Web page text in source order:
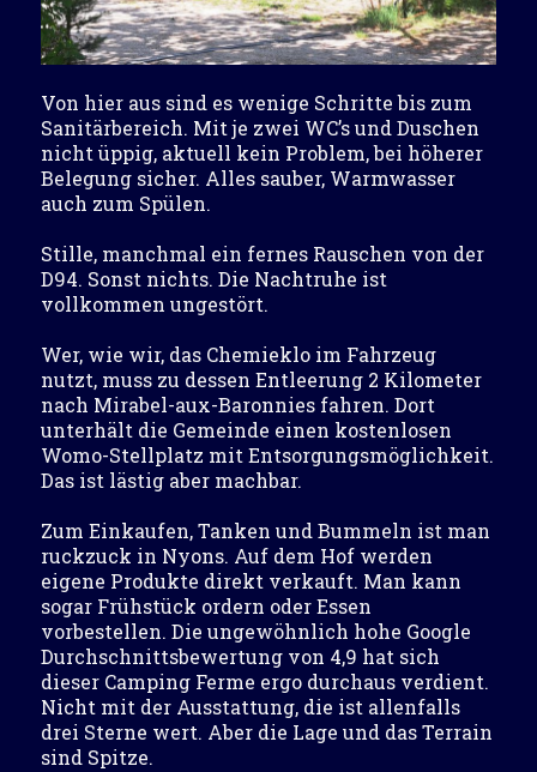
Von hier aus sind es wenige Schritte bis zum
Sanitärbereich. Mit je zwei WC’s und Duschen
nicht üppig, aktuell kein Problem, bei höherer
Belegung sicher. Alles sauber, Warmwasser
auch zum Spülen.
Stille, manchmal ein fernes Rauschen von der
D94. Sonst nichts. Die Nachtruhe ist
vollkommen ungestört.
Wer, wie wir, das Chemieklo im Fahrzeug
nutzt, muss zu dessen Entleerung 2 Kilometer
nach Mirabel-aux-Baronnies fahren. Dort
unterhält die Gemeinde einen kostenlosen
Womo-Stellplatz mit Entsorgungsmöglichkeit.
Das ist lästig aber machbar.
Zum Einkaufen, Tanken und Bummeln ist man
ruckzuck in Nyons. Auf dem Hof werden
eigene Produkte direkt verkauft. Man kann
sogar Frühstück ordern oder Essen
vorbestellen. Die ungewöhnlich hohe Google
Durchschnittsbewertung von 4,9 hat sich
dieser Camping Ferme ergo durchaus verdient.
Nicht mit der Ausstattung, die ist allenfalls
drei Sterne wert. Aber die Lage und das Terrain
sind Spitze.